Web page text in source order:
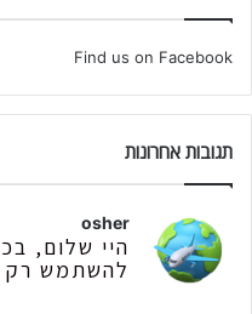
Find us on Facebook
תגובות אחרונות
osher
היי שלום,
להשתמש רק